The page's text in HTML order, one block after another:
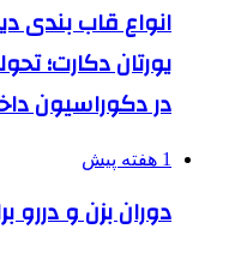
انواع قاب بندی
یورتان دکارت؛
در دکوراسیون
1 هفته پیش
دوران بزن و